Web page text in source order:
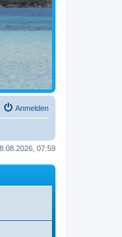
Anmelden
07:59